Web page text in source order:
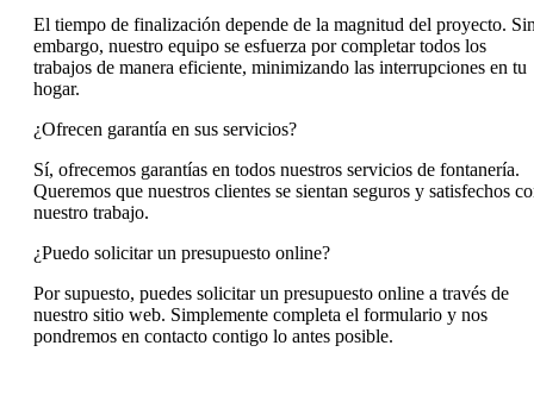
El tiempo de finalización depende de la magnitud del proyecto.
embargo, nuestro equipo se esfuerza por completar todos los
trabajos de manera eficiente, minimizando las interrupciones en tu
hogar.
¿Ofrecen garantía en sus servicios?
Sí, ofrecemos garantías en todos nuestros servicios de fontanería.
Queremos que nuestros clientes se sientan seguros y satisfechos
nuestro trabajo.
¿Puedo solicitar un presupuesto online?
Por supuesto, puedes solicitar un presupuesto online a través de
nuestro sitio web. Simplemente completa el formulario y nos
pondremos en contacto contigo lo antes posible.